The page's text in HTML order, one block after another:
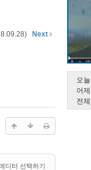
오
어
전
Next
디터 선택하기